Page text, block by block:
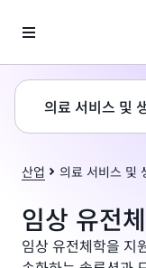
의료 서비스 및
산업 의료 서비스 및
임상 유전
임상 유전체학을 지